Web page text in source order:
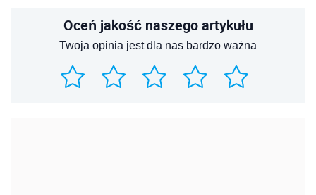
Oceń jakość naszego artykułu
Twoja opinia jest dla nas bardzo ważna